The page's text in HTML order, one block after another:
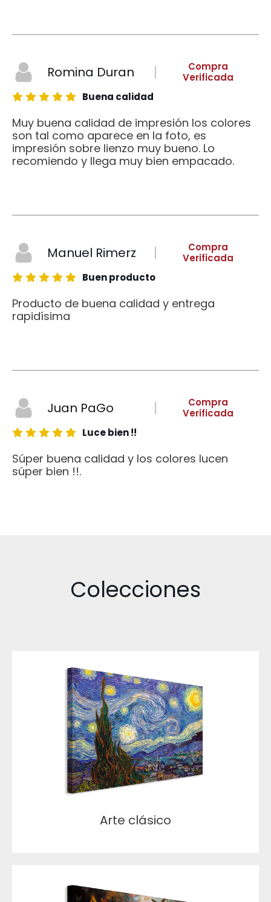
Romina Duran
Compra
Verificada
Buena calidad
Muy buena calidad de impresión los colores
son tal como aparece en la foto, es
impresión sobre lienzo muy bueno. Lo
recomiendo y llega muy bien empacado.
Manuel Rimerz
Compra
Verificada
Buen producto
Producto de buena calidad y entrega
rapidísima
Juan PaGo
Compra
Verificada
Luce bien !!
Súper buena calidad y los colores lucen
súper bien !!.
Colecciones
Arte clásico